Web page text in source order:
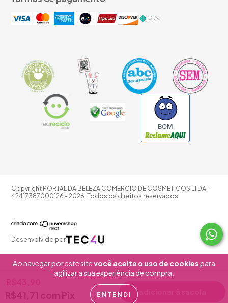
Ao navegar por este sitevocê aceita o uso de cookiespara
agilizar a sua experiência de compra.
ENTENDI
R$41,71 com Pix
BOM
Copyright PORTAL DA BELEZA COMERCIO DE COSMETICOS LTDA -
42417387000126 - 2026. Todos os direitos reservados.
Desenvolvido por